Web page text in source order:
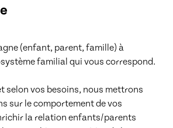
(enfant, parent, famille) à
familial qui vous correspond.
selon vos besoins, nous mettrons
sur le comportement de vos
la relation enfants/parents